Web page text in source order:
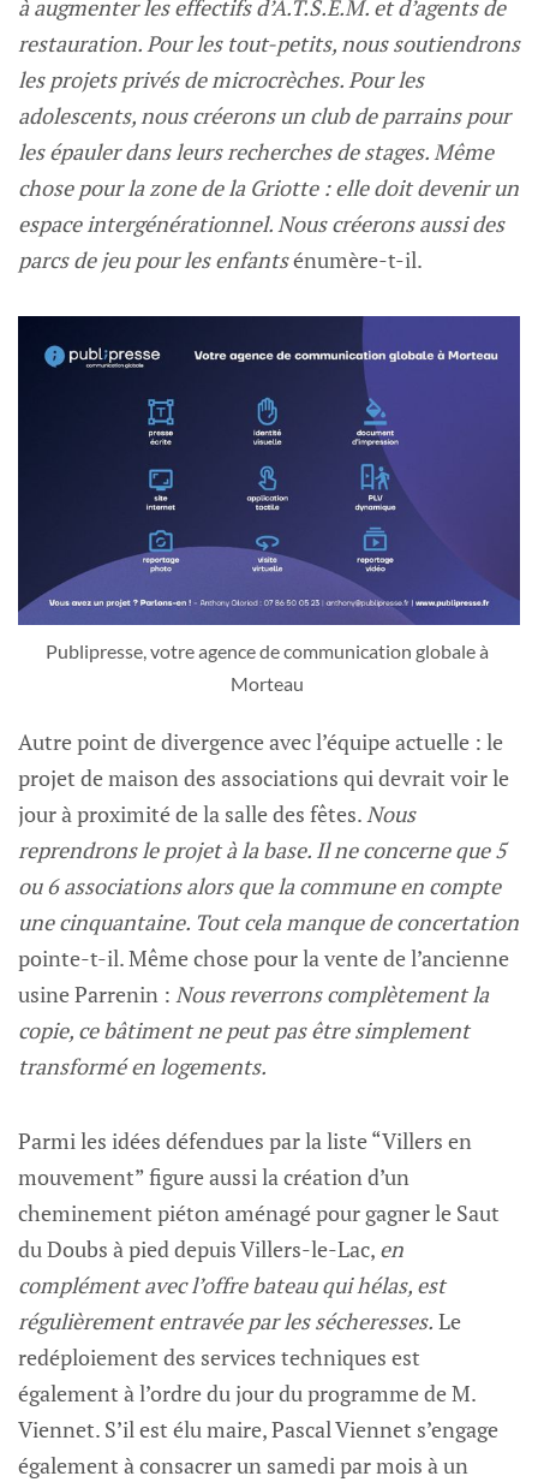
à augmenter les effectifs d’A.T.S.E.M. et d’agents de
restauration. Pour les tout-petits, nous soutiendrons
les projets privés de microcrèches. Pour les
adolescents, nous créerons un club de parrains pour
les épauler dans leurs recherches de stages. Même
chose pour la zone de la Griotte : elle doit devenir un
espace intergénérationnel. Nous créerons aussi des
parcs de jeu pour les enfantsénumère-t-il.
Publipresse, votre agence de communication globale à
Morteau
Autre point de divergence avec l’équipe actuelle : le
projet de maison des associations qui devrait voir le
jour à proximité de la salle des fêtes.Nous
reprendrons le projet à la base. Il ne concerne que 5
ou 6 associations alors que la commune en compte
une cinquantaine. Tout cela manque de concertation
pointe-t-il. Même chose pour la vente de l’ancienne
usine Parrenin : Nous reverrons complètement la
copie, ce bâtiment ne peut pas être simplement
transformé en logements.
Parmi les idées défendues par la liste “Villers en
mouvement” figure aussi la création d’un
cheminement piéton aménagé pour gagner le Saut
du Doubs à pied depuis Villers-le-Lac, en
complément avec l’offre bateau qui hélas, est
régulièrement entravée par les sécheresses. Le
redéploiement des services techniques est
également à l’ordre du jour du programme de M.
Viennet. S’il est élu maire, Pascal Viennet s’engage
également à consacrer un samedi par mois à un